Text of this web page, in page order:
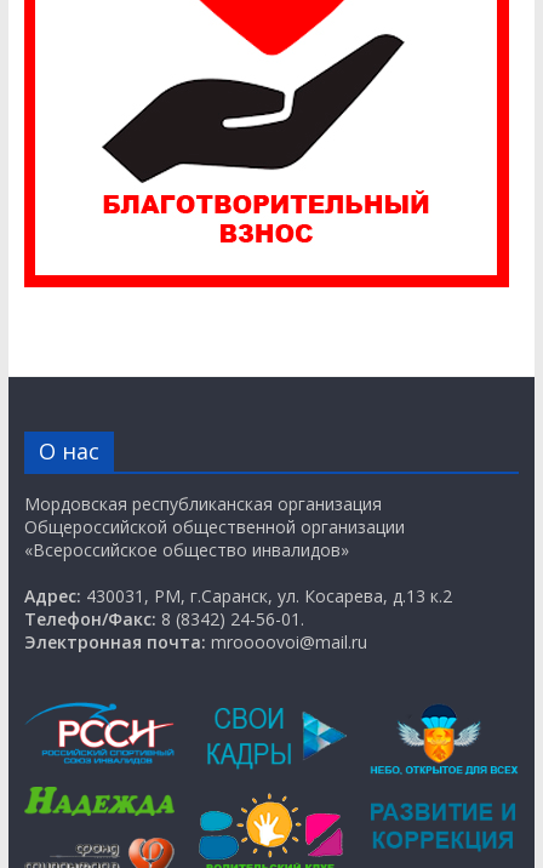
О нас
Мордовская республиканская организация
Общероссийской общественной организации
«Всероссийское общество инвалидов»
Адрес: 430031, РМ, г.Саранск, ул. Косарева, д.13 к.2
Телефон/Факс: 8 (8342) 24-56-01.
Электронная почта: mroooovoi@mail.ru